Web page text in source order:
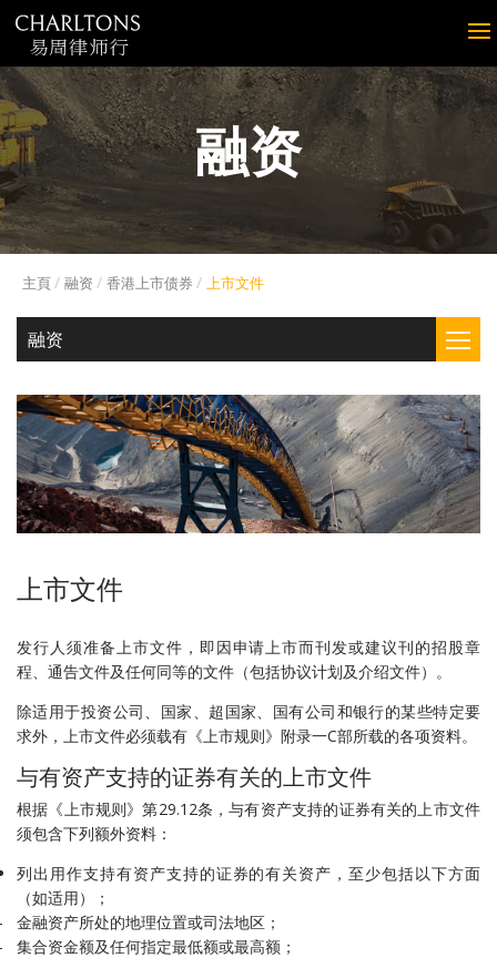
融资
主頁 融资 香港上市债券 上市文件
融资
上市文件
发行人须准备上市文件，即因申请上市而刊发或建议刊的招股章
程、通告文件及任何同等的文件（包括协议计划及介绍文件）。
除适用于投资公司、国家、超国家、国有公司和银行的某些特定要
求外，上市文件必须载有《上市规则》附录一C部所载的各项资料。
与有资产支持的证券有关的上市文件
根据《上市规则》第29.12条，与有资产支持的证券有关的上市文件
须包含下列额外资料：
列出用作支持有资产支持的证券的有关资产，至少包括以下方面
（如适用）；
金融资产所处的地理位置或司法地区；
集合资金额及任何指定最低额或最高额；